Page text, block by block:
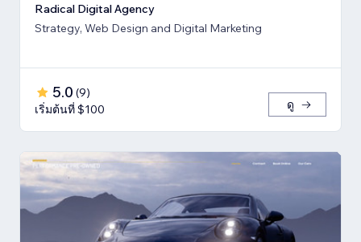
Radical Digital Agency
Strategy, Web Design and Digital Marketing
5.0 (9)
เริ่มต้นที่ $100
ดู